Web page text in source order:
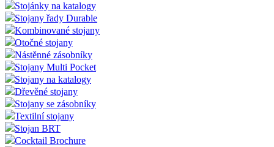
Stojánky na katalogy
Stojany řady Durable
Kombinované stojany
Otočné stojany
Nástěnné zásobníky
Stojany Multi Pocket
Stojany na katalogy
Dřevěné stojany
Stojany se zásobníky
Textilní stojany
Stojan BRT
Cocktail Brochure